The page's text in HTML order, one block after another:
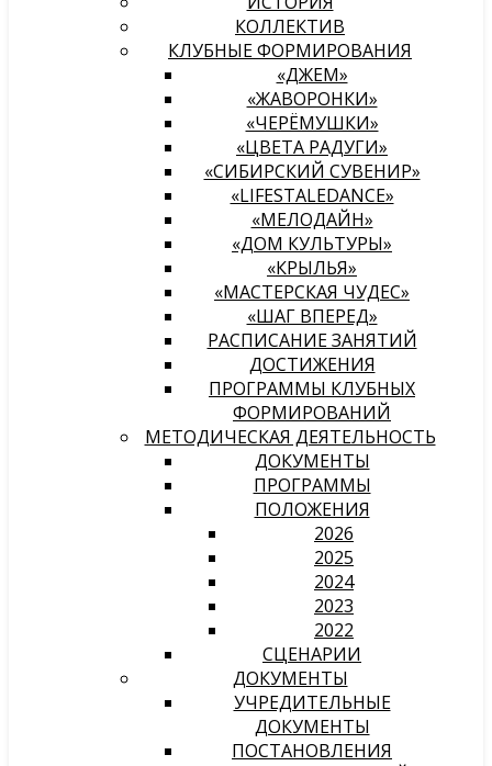
КОЛЛЕКТИВ
КЛУБНЫЕ ФОРМИРОВАНИЯ
«ДЖЕМ»
«ЖАВОРОНКИ»
«ЧЕРЁМУШКИ»
«ЦВЕТА РАДУГИ»
«СИБИРСКИЙ СУВЕНИР»
«LIFESTALEDANCE»
«МЕЛОДАЙН»
«ДОМ КУЛЬТУРЫ»
«КРЫЛЬЯ»
«МАСТЕРСКАЯ ЧУДЕС»
«ШАГ ВПЕРЕД»
РАСПИСАНИЕ ЗАНЯТИЙ
ДОСТИЖЕНИЯ
ПРОГРАММЫ КЛУБНЫХ
ФОРМИРОВАНИЙ
МЕТОДИЧЕСКАЯ ДЕЯТЕЛЬНОСТЬ
ДОКУМЕНТЫ
ПРОГРАММЫ
ПОЛОЖЕНИЯ
2026
2025
2024
2023
2022
СЦЕНАРИИ
ДОКУМЕНТЫ
УЧРЕДИТЕЛЬНЫЕ
ДОКУМЕНТЫ
ПОСТАНОВЛЕНИЯ